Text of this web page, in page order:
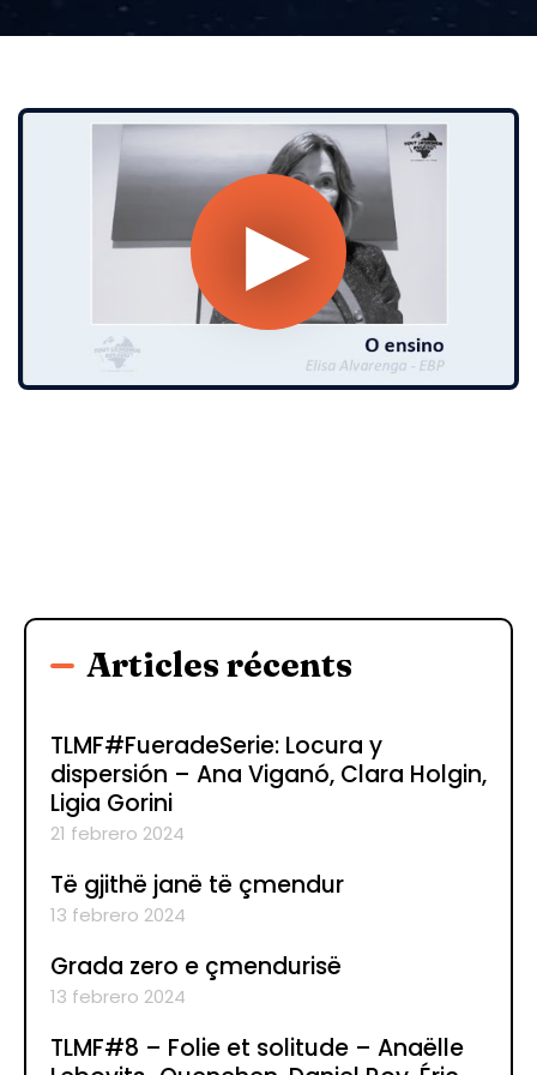
Articles récents
TLMF#FueradeSerie: Locura y
dispersión – Ana Viganó, Clara Holgin,
Ligia Gorini
21 febrero 2024
Të gjithë janë të çmendur
13 febrero 2024
Grada zero e çmendurisë
13 febrero 2024
TLMF#8 – Folie et solitude – Anaëlle